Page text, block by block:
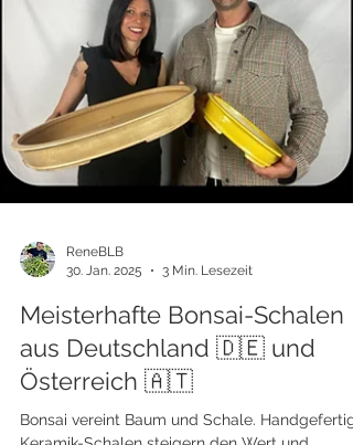
30. Jan. 2025
3 Min. Lesezeit
Meisterhafte Bonsai-Schalen
aus Deutschland 🇩🇪 und
Österreich 🇦🇹